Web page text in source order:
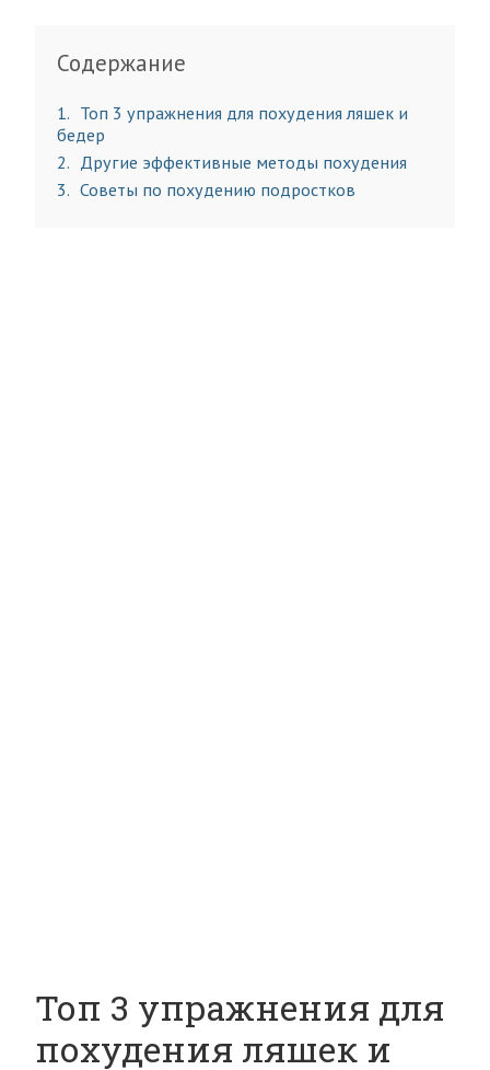
Содержание
1
Топ 3 упражнения для похудения ляшек и
бедер
2
Другие эффективные методы похудения
3
Советы по похудению подростков
Топ 3 упражнения для
похудения ляшек и